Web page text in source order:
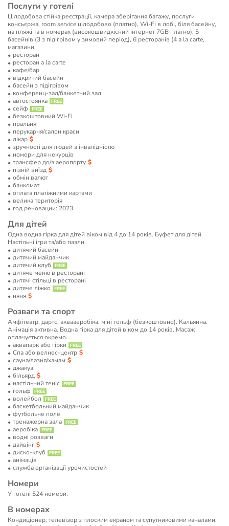
Послуги у готелі
Цілодобова стійка реєстрації, камера зберігання багажу, послуги
консьєржа, room service цілодобово (платно), Wi-Fi в лобі, біля басейну,
на пляжі та в номерах (високошвидкісний інтернет 7GB платно), 5
басейнів (3 з підігрівом у зимовий період), 6 ресторанів (4 a la carte,
магазини.
ресторан
ресторан a la carte
кафе/бар
відкритий басейн
басейн з підігрівом
конференц-зал/банкетний зал
автостоянка
сейф
безкоштовний Wi-Fi
пральня
перукарня/салон краси
лікар
зручності для людей з інвалідністю
номери для некурців
трансфер до/з аеропорту
пізній виїзд
обмін валют
банкомат
оплата платіжними картами
велика територія
год реновации: 2023
Для дітей
Одна водна гірка для дітей віком від 4 до 14 років. Буфет для дітей.
Настільні ігри та/або пазли.
дитячий басейн
дитячий майданчик
дитячий клуб
дитяче меню в ресторані
дитячі стільці в ресторані
дитяче ліжко
няня
Розваги та спорт
Амфітеатр, дартс, аквааеробіка, міні гольф (безкоштовно). Кальянна.
Анімація активна. Водна гірка для дітей віком до 14 років. Масаж
оплачується окремо.
аквапарк або гірки
Спа або велнес-центр
сауна/лазня/хамам
джакузі
більярд
настільний теніс
гольф
волейбол
баскетбольний майданчик
футбольне поле
тренажерна зала
аеробіка
водні розваги
дайвінг
диско-клуб
анімація
служба організації урочистостей
Номери
У готелі 524 номери.
В номерах
Кондиціонер, телевізор з плоским екраном та супутниковими каналами,